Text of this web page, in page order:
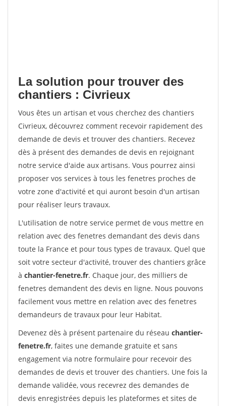
La solution pour trouver des
chantiers : Civrieux
Vous êtes un artisan et vous cherchez des chantiers
Civrieux, découvrez comment recevoir rapidement des
demande de devis et trouver des chantiers. Recevez
dès à présent des demandes de devis en rejoignant
notre service d'aide aux artisans. Vous pourrez ainsi
proposer vos services à tous les fenetres proches de
votre zone d'activité et qui auront besoin d'un artisan
pour réaliser leurs travaux.
L'utilisation de notre service permet de vous mettre en
relation avec des fenetres demandant des devis dans
toute la France et pour tous types de travaux. Quel que
soit votre secteur d'activité, trouver des chantiers grâce
à chantier-fenetre.fr. Chaque jour, des milliers de
fenetres demandent des devis en ligne. Nous pouvons
facilement vous mettre en relation avec des fenetres
demandeurs de travaux pour leur Habitat.
Devenez dès à présent partenaire du réseau chantier-
fenetre.fr, faites une demande gratuite et sans
engagement via notre formulaire pour recevoir des
demandes de devis et trouver des chantiers. Une fois la
demande validée, vous recevrez des demandes de
devis enregistrées depuis les plateformes et sites de